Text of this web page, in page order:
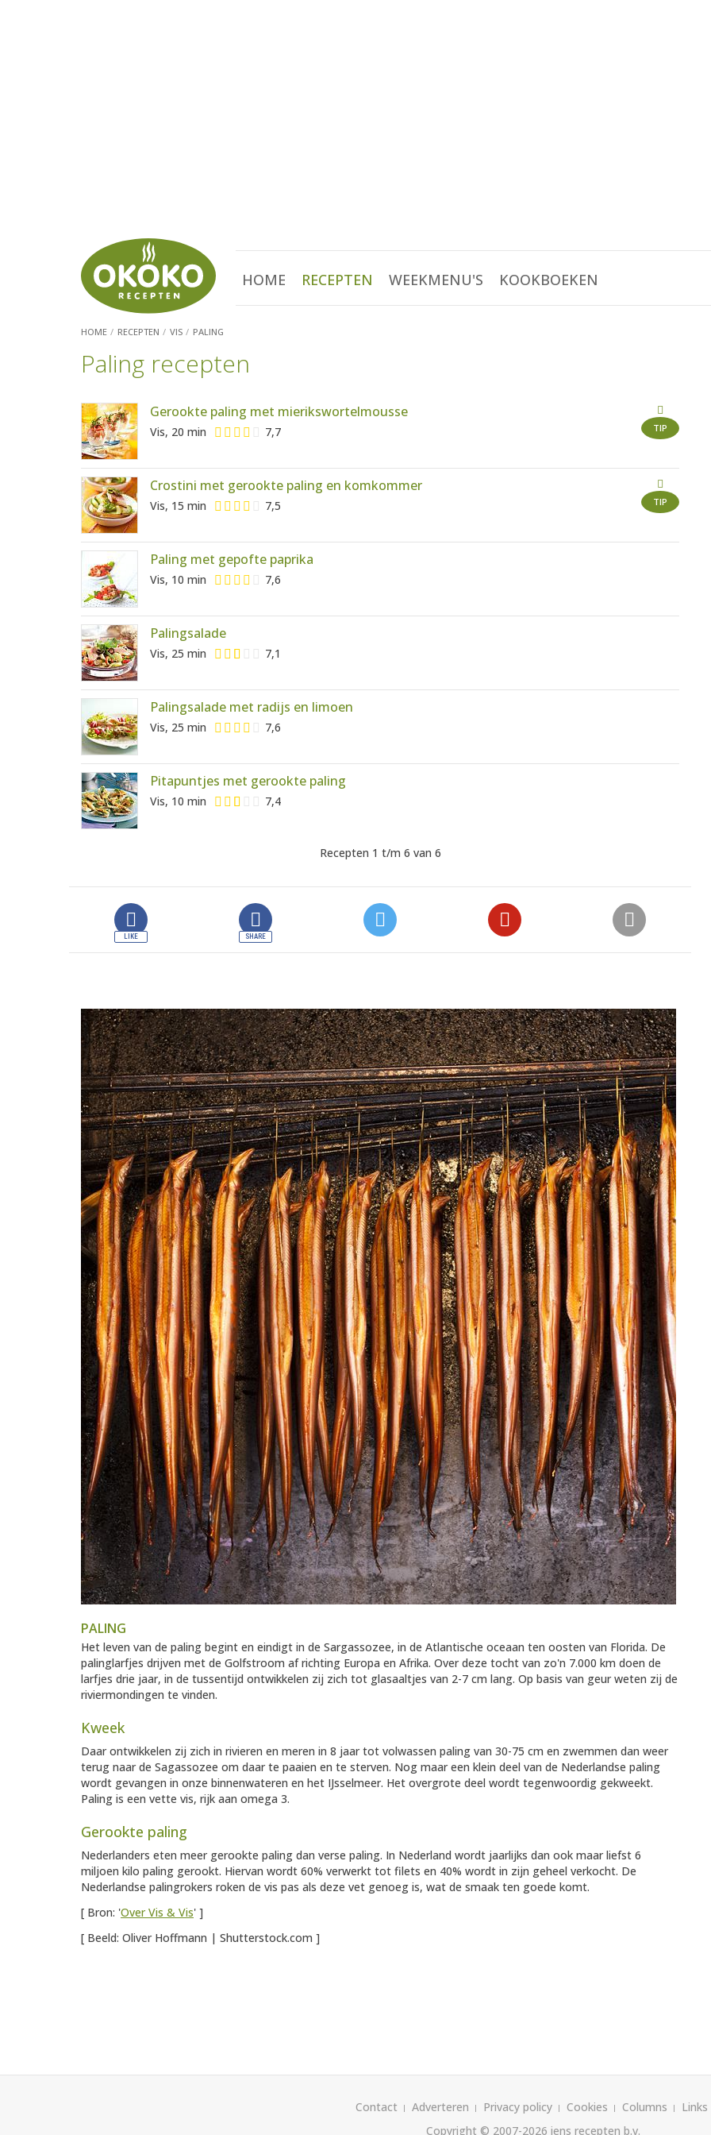
HOME RECEPTEN WEEKMENU'S KOOKBOEKEN
HOME RECEPTEN VIS PALING
Paling recepten
TIP
Gerookte paling met mierikswortelmousse
Vis, 20 min 7,7
TIP
Crostini met gerookte paling en komkommer
Vis, 15 min 7,5
Paling met gepofte paprika
Vis, 10 min 7,6
Palingsalade
Vis, 25 min 7,1
Palingsalade met radijs en limoen
Vis, 25 min 7,6
Pitapuntjes met gerookte paling
Vis, 10 min 7,4
Recepten 1 t/m 6 van 6
PALING
Het leven van de paling begint en eindigt in de Sargassozee, in de Atlantische oceaan ten oosten van Florida. De
palinglarfjes drijven met de Golfstroom af richting Europa en Afrika. Over deze tocht van zo'n 7.000 km doen de
larfjes drie jaar, in de tussentijd ontwikkelen zij zich tot glasaaltjes van 2-7 cm lang. Op basis van geur weten zij de
riviermondingen te vinden.
Kweek
Daar ontwikkelen zij zich in rivieren en meren in 8 jaar tot volwassen paling van 30-75 cm en zwemmen dan weer
terug naar de Sagassozee om daar te paaien en te sterven. Nog maar een klein deel van de Nederlandse paling
wordt gevangen in onze binnenwateren en het IJsselmeer. Het overgrote deel wordt tegenwoordig gekweekt.
Paling is een vette vis, rijk aan omega 3.
Gerookte paling
Nederlanders eten meer gerookte paling dan verse paling. In Nederland wordt jaarlijks dan ook maar liefst 6
miljoen kilo paling gerookt. Hiervan wordt 60% verwerkt tot filets en 40% wordt in zijn geheel verkocht. De
Nederlandse palingrokers roken de vis pas als deze vet genoeg is, wat de smaak ten goede komt.
[ Bron: 'Over Vis & Vis' ]
[ Beeld: Oliver Hoffmann | Shutterstock.com ]
Contact Adverteren Privacy policy Cookies Columns
Links
Copyright © 2007-2026 iens recepten b.v.